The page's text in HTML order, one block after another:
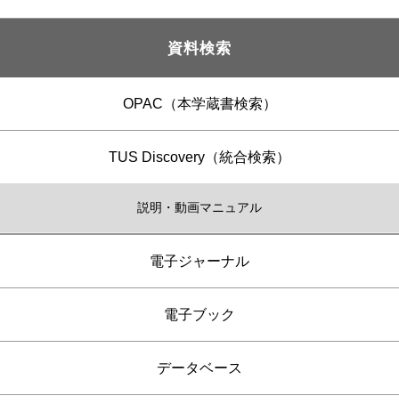
資料検索
OPAC（本学蔵書検索）
TUS Discovery（統合検索）
説明・動画マニュアル
電子ジャーナル
電子ブック
データベース